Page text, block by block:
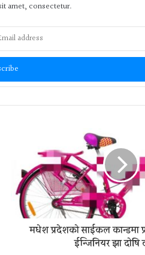
amet, consectetur.
मधेश प्रदेशको साईकल कान्डमा
ईन्जिनियर झा दाेषि